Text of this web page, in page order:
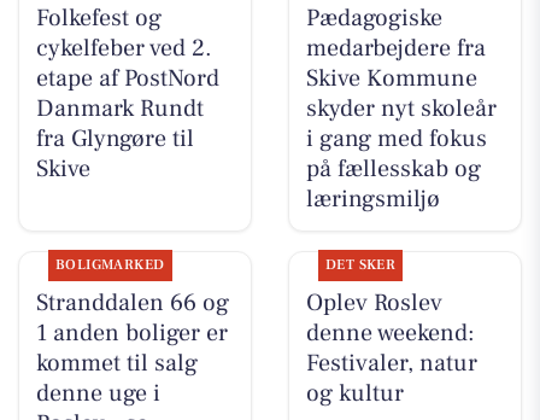
Folkefest og
cykelfeber ved 2.
etape af PostNord
Danmark Rundt
fra Glyngøre til
Skive
Pædagogiske
medarbejdere fra
Skive Kommune
skyder nyt skoleår
i gang med fokus
på fællesskab og
læringsmiljø
BOLIGMARKED
Stranddalen 66 og
1 anden boliger er
kommet til salg
denne uge i
DET SKER
Oplev Roslev
denne weekend:
Festivaler, natur
og kultur